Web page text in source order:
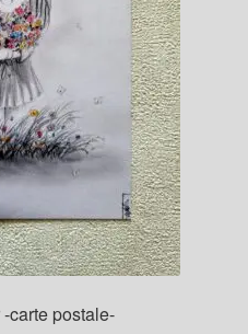
carte postale-